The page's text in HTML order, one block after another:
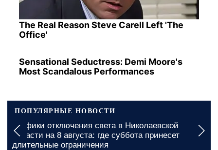
The Real Reason Steve Carell Left 'The
Office'
Sensational Seductress: Demi Moore's
Most Scandalous Performances
ПОПУЛЯРНЫЕ НОВОСТИ
Графики отключения света в Николаевской
области на 8 августа: где суббота принесет
длительные ограничения